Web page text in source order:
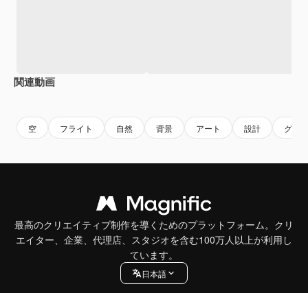
関連動画
空 フライト 自然 背景 アート 設計 グラ
最高のクリエイティブ制作を導くためのプラットフォーム。クリ
エイター、企業、代理店、スタジオを含む100万人以上が利用し
ています。
日本語